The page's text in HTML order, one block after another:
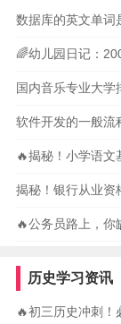
数据库的英文单词
🌈幼儿园日记：
国内音乐专业大
软件开发的一般流
🔥揭秘！小学语文
揭秘！银行从业资
🔥公务员路上，你
历史学习资讯
🔥初三历史冲刺